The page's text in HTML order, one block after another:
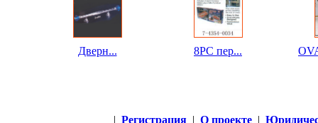
Дверн... 8PC пер...
| Регистрация | О проекте |